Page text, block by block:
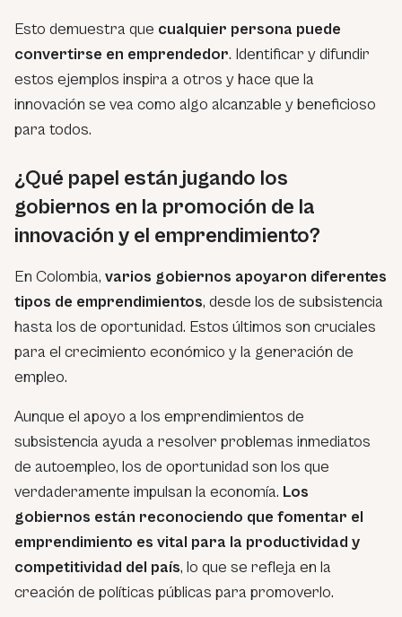
Esto demuestra que cualquier persona puede
convertirse en emprendedor. Identificar y difundir
estos ejemplos inspira a otros y hace que la
innovación se vea como algo alcanzable y beneficioso
para todos.
¿Qué papel están jugando los
gobiernos en la promoción de la
innovación y el emprendimiento?
En Colombia, varios gobiernos apoyaron diferentes
tipos de emprendimientos, desde los de subsistencia
hasta los de oportunidad. Estos últimos son cruciales
para el crecimiento económico y la generación de
empleo.
Aunque el apoyo a los emprendimientos de
subsistencia ayuda a resolver problemas inmediatos
de autoempleo, los de oportunidad son los que
verdaderamente impulsan la economía. Los
gobiernos están reconociendo que fomentar el
emprendimiento es vital para la productividad y
competitividad del país, lo que se refleja en la
creación de políticas públicas para promoverlo.